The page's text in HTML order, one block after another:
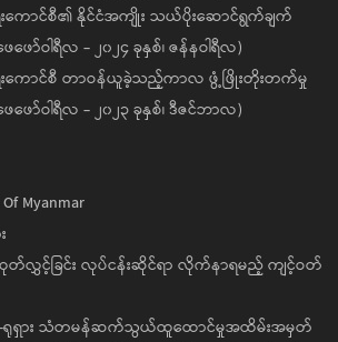
ကောင်စီ၏ နိုင်ငံအကျိုး သယ်ပိုးဆောင်ရွက်ချက်
ဖော်ဝါရီလ - ၂၀၂၄ ခုနှစ်၊ ဇန်နဝါရီလ)
းကောင်စီ တာဝန်ယူခဲ့သည့်ကာလ ဖွံ့ဖြိုးတိုးတက်မှု
ဖော်ဝါရီလ - ၂၀၂၃ ခုနှစ်၊ ဒီဇင်ဘာလ)
Myanmar
တ်လွှင့်ခြင်း လုပ်ငန်းဆိုင်ရာ လိုက်နာရမည့် ကျင့်ဝတ်
ာ-ရုရှား သံတမန်ဆက်သွယ်ထူထောင်မှုအထိမ်းအမှတ်